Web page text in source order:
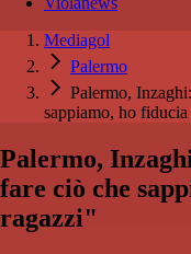
Mediagol
Palermo
Palermo,
sappiamo, ho
Palermo,
fare ciò che
ragazzi"